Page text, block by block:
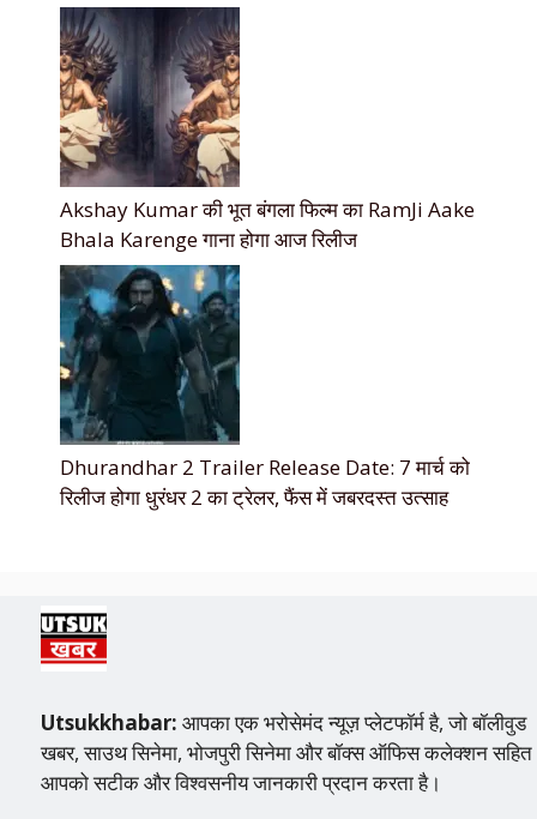
Akshay Kumar की भूत बंगला फिल्म का RamJi Aake
Bhala Karenge गाना होगा आज रिलीज
Dhurandhar 2 Trailer Release Date: 7 मार्च को
रिलीज होगा धुरंधर 2 का ट्रेलर, फैंस में जबरदस्त उत्साह
Utsukkhabar: आपका एक भरोसेमंद न्यूज़ प्लेटफॉर्म है, जो बॉलीवुड
खबर, साउथ सिनेमा, भोजपुरी सिनेमा और बॉक्स ऑफिस कलेक्शन सहित
आपको सटीक और विश्वसनीय जानकारी प्रदान करता है।